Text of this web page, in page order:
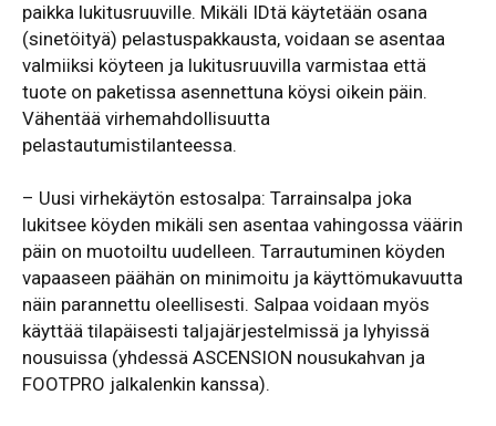
paikka lukitusruuville. Mikäli IDtä käytetään osana
(sinetöityä) pelastuspakkausta, voidaan se asentaa
valmiiksi köyteen ja lukitusruuvilla varmistaa että
tuote on paketissa asennettuna köysi oikein päin.
Vähentää virhemahdollisuutta
pelastautumistilanteessa.
– Uusi virhekäytön estosalpa: Tarrainsalpa joka
lukitsee köyden mikäli sen asentaa vahingossa väärin
päin on muotoiltu uudelleen. Tarrautuminen köyden
vapaaseen päähän on minimoitu ja käyttömukavuutta
näin parannettu oleellisesti. Salpaa voidaan myös
käyttää tilapäisesti taljajärjestelmissä ja lyhyissä
nousuissa (yhdessä ASCENSION nousukahvan ja
FOOTPRO jalkalenkin kanssa).